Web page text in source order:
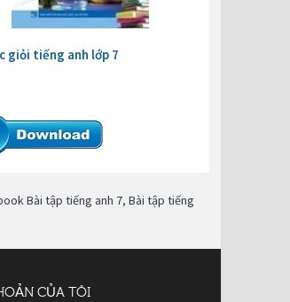
giỏi tiếng anh lớp 7
Bài tập tiếng anh 7, Bài tập tiếng
CỦA TÔI